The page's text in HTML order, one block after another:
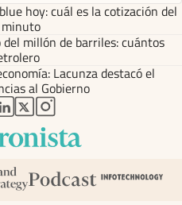
hoy: cuál es la cotización del
millón de barriles: cuántos
Lacunza destacó el
al Gobierno
nueva pestaña
en nueva pestaña
abre en nueva pestaña
abre en nueva pestaña
abre en nueva pestaña